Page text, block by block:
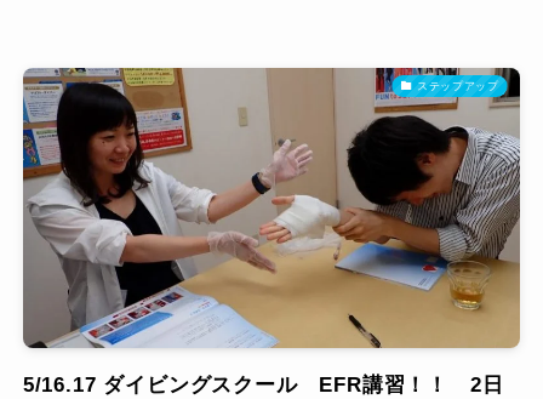
ステップアップ
5/16.17 ダイビングスクール EFR講習！！ 2日